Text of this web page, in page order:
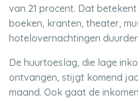
van 21 procent. Dat
boeken, kranten, theater,
hotelovernachtingen
De huurtoeslag, die lage
ontvangen, stijgt komend
maand. Ook gaat de